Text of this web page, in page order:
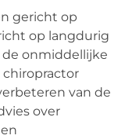
gericht op
op langdurig
de onmiddellijke
van de
over